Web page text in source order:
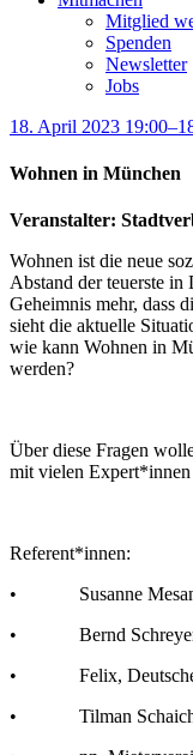
Mitglied
Spenden
Newsletter
Jobs
18. April 2023
Wohnen in München
Veranstalter:
Wohnen ist die neue
Abstand der teuerste in
Geheimnis mehr, dass
sieht die aktuelle
wie kann Wohnen in
werden?
Über diese Fragen
mit vielen Expert*innen
Referent*innen:
• Susanne Mesan,
• Bernd Schreyer,
• Felix, Deutsche
• Tilman Schaich,